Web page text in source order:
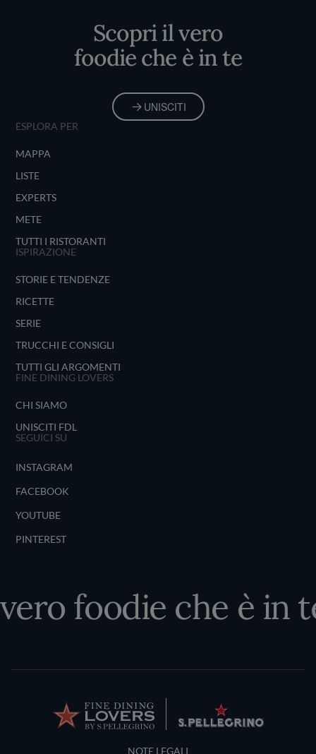
Scopri il vero
foodie che è in te
UNISCITI
ESPLORA PER
MAPPA
LISTE
EXPERTS
METE
TUTTI I RISTORANTI
ISPIRAZIONE
STORIE E TENDENZE
RICETTE
SERIE
TRUCCHI E CONSIGLI
TUTTI GLI ARGOMENTI
FINE DINING LOVERS
CHI SIAMO
UNISCITI FDL
SEGUICI SU
INSTAGRAM
FACEBOOK
YOUTUBE
PINTEREST
foodie che è in
Terms and Conditions
NOTE LEGALI